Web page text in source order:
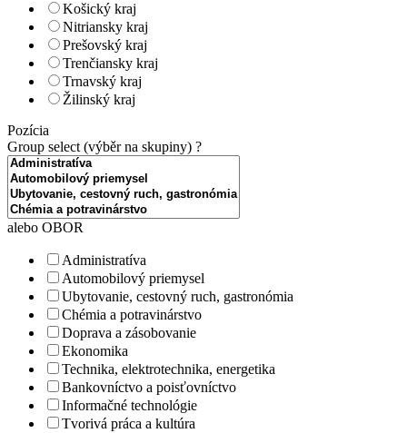
Košický kraj
Nitriansky kraj
Prešovský kraj
Trenčiansky kraj
Trnavský kraj
Žilinský kraj
Pozícia
Group select (výběr na skupiny) ?
alebo OBOR
Administratíva
Automobilový priemysel
Ubytovanie, cestovný ruch, gastronómia
Chémia a potravinárstvo
Doprava a zásobovanie
Ekonomika
Technika, elektrotechnika, energetika
Bankovníctvo a poisťovníctvo
Informačné technológie
Tvorivá práca a kultúra